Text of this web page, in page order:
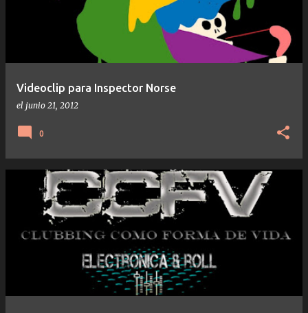
Videoclip para Inspector Norse
el junio 21, 2012
0